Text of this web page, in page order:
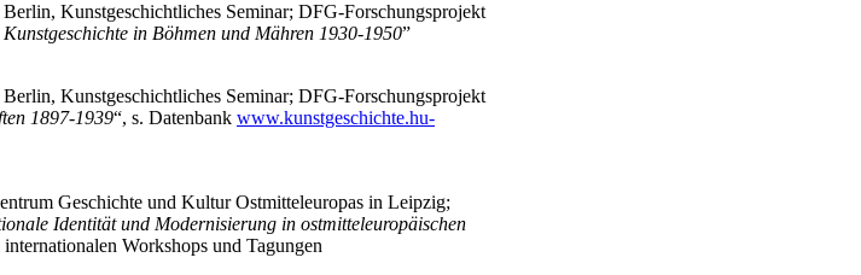
Kunstgeschichtliches Seminar; DFG-Forschungsprojekt
in Böhmen und Mähren 1930-1950”
Kunstgeschichtliches Seminar; DFG-Forschungsprojekt
1897-1939“, s. Datenbank www.kunstgeschichte.hu-
Geschichte und Kultur Ostmitteleuropas in Leipzig;
Identität und Modernisierung in ostmitteleuropäischen
Workshops und Tagungen